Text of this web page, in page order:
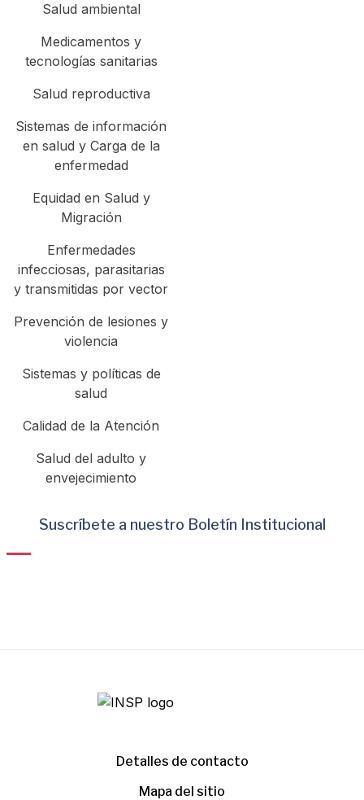
Salud ambiental
Medicamentos y
tecnologías sanitarias
Salud reproductiva
Sistemas de información
en salud y Carga de la
enfermedad
Equidad en Salud y
Migración
Enfermedades
infecciosas, parasitarias
y transmitidas por vector
Prevención de lesiones y
violencia
Sistemas y políticas de
salud
Calidad de la Atención
Salud del adulto y
envejecimiento
Suscríbete a nuestro Boletín Institucional
Detalles de contacto
Mapa del sitio